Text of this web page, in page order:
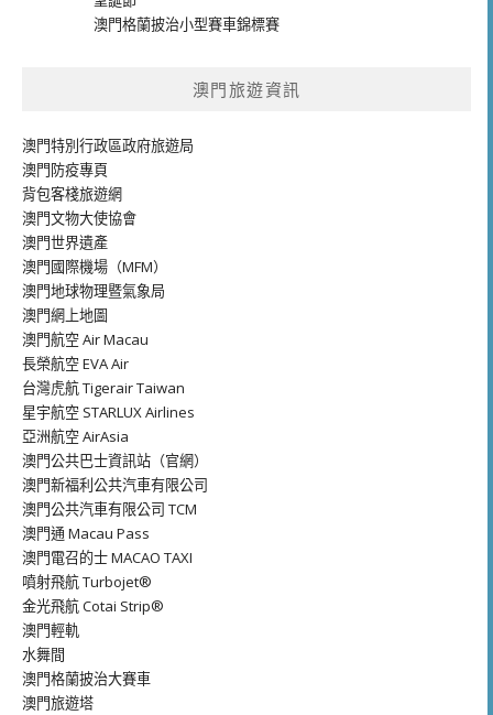
澳門格蘭披治小型賽車錦標賽
澳門旅遊資訊
澳門特別行政區政府旅遊局
澳門防疫專頁
背包客棧旅遊網
澳門文物大使協會
澳門世界遺產
澳門國際機場（MFM）
澳門地球物理暨氣象局
澳門網上地圖
澳門航空 Air Macau
長榮航空 EVA Air
台灣虎航 Tigerair Taiwan
星宇航空 STARLUX Airlines
亞洲航空 AirAsia
澳門公共巴士資訊站（官網）
澳門新福利公共汽車有限公司
澳門公共汽車有限公司 TCM
澳門通 Macau Pass
澳門電召的士 MACAO TAXI
噴射飛航 Turbojet®
金光飛航 Cotai Strip®
澳門輕軌
水舞間
澳門格蘭披治大賽車
澳門旅遊塔